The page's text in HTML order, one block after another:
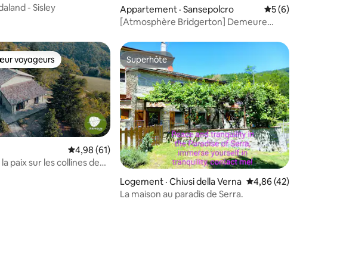
- Sisley
Appartement · Sansepolcro Note moyenne
5 (6)
[Atmosphère Bridgerton] Demeure
4 commentaires
voyageurs parmi les plus aimés
voyageurs
Note moyenne de 4,98 sur 5, 61 commentaires
4,98 (61)
paix sur les collines de
Superhôte
Superhôte
Logement · Chiusi della Verna Note moyenne de
4,86 (42)
La maison au paradis de Serra.